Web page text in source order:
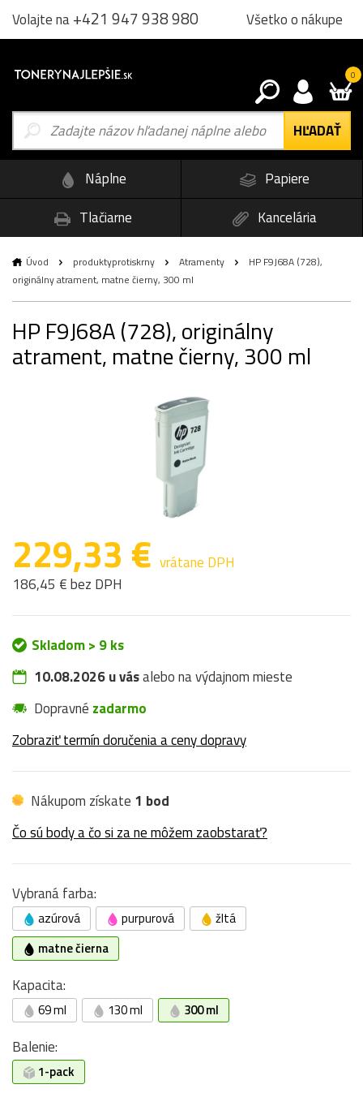
Volajte na+421 947 938 980 Všetko o nákupe
0
Náplne
Papiere
Tlačiarne
Kancelária
Úvod produktyprotiskrny Atramenty
HP F9J68A (728),
originálny atrament, matne čierny, 300 ml
HP F9J68A (728), originálny
atrament, matne čierny, 300 ml
229,33 € vrátane DPH
186,45 € bez DPH
Skladom > 9 ks
10.08.2026 u vásalebo na výdajnom mieste
Dopravné zadarmo
Zobraziť termín doručenia a ceny dopravy
Nákupom získate 1 bod
Čo sú body a čo si za ne môžem zaobstarať?
Vybraná farba:
azúrová purpurová
žltá
matne čierna
Kapacita:
69 ml 130 ml 300 ml
Balenie:
1-pack